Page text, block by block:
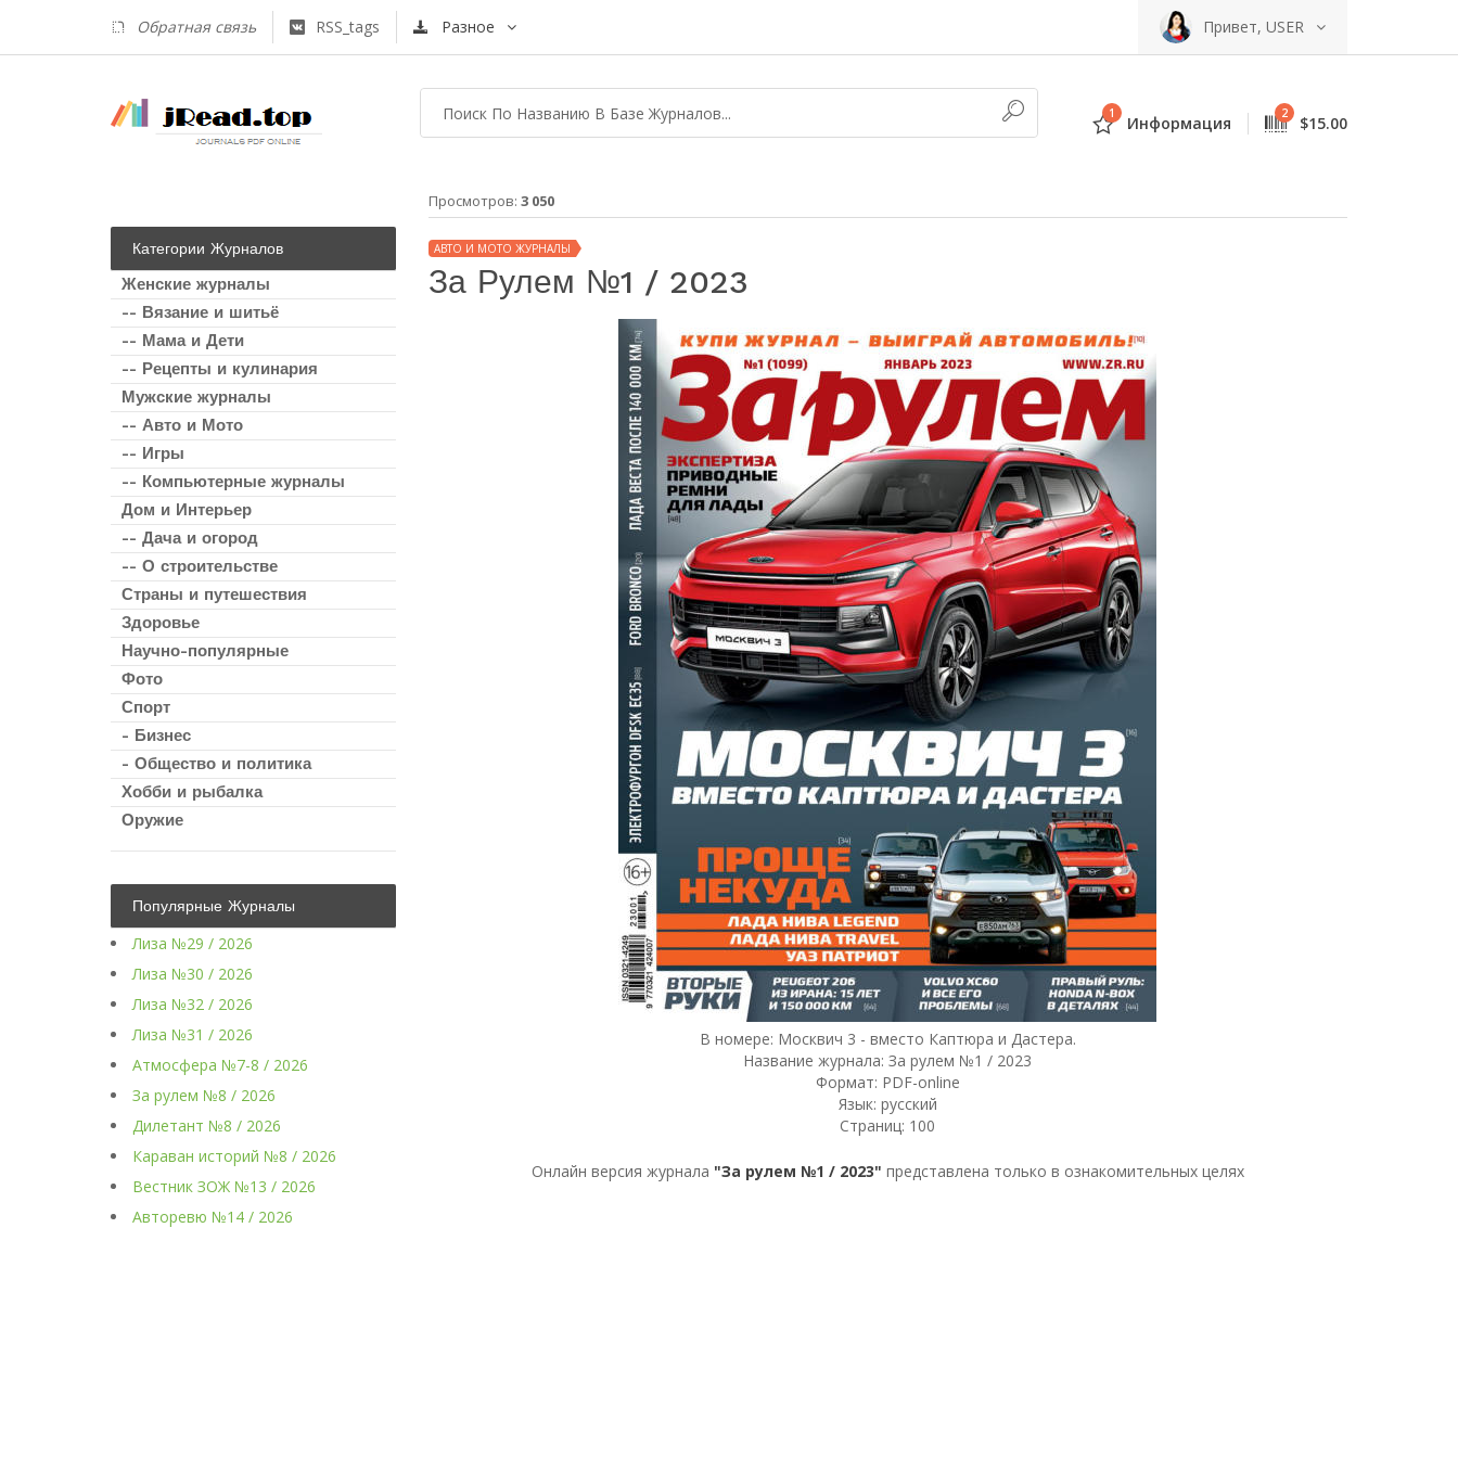
Обратная связь RSS_tags Разное Привет, USER
1 Информация 2 $15.00
Категории Журналов
Женские журналы
-- Вязание и шитьё
-- Мама и Дети
-- Рецепты и кулинария
Мужские журналы
-- Авто и Мото
-- Игры
-- Компьютерные журналы
Дом и Интерьер
-- Дача и огород
-- О строительстве
Страны и путешествия
Здоровье
Научно-популярные
Фото
Спорт
- Бизнес
- Общество и политика
Хобби и рыбалка
Оружие
Популярные Журналы
Лиза №29 / 2026
Лиза №30 / 2026
Лиза №32 / 2026
Лиза №31 / 2026
Атмосфера №7-8 / 2026
За рулем №8 / 2026
Дилетант №8 / 2026
Караван историй №8 / 2026
Вестник ЗОЖ №13 / 2026
Авторевю №14 / 2026
Просмотров: 3 050
АВТО И МОТО ЖУРНАЛЫ
За Рулем №1 / 2023
В номере: Москвич 3 - вместо Каптюра и Дастера.
Название журнала: За рулем №1 / 2023
Формат: PDF-online
Язык: русский
Страниц: 100
Онлайн версия журнала "За рулем №1 / 2023" представлена только в ознакомительных целях